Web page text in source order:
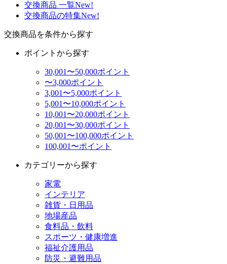
交換商品 一覧New!
交換商品の特集New!
交換商品を条件から探す
ポイントから探す
30,001〜50,000ポイント
〜3,000ポイント
3,001〜5,000ポイント
5,001〜10,000ポイント
10,001〜20,000ポイント
20,001〜30,000ポイント
50,001〜100,000ポイント
100,001〜ポイント
カテゴリーから探す
家電
インテリア
雑貨・日用品
地場産品
食料品・飲料
スポーツ・健康増進
福祉介護用品
防災・避難用品